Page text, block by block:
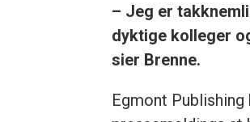
– Jeg er
dyktige kolleger
sier Brenne.
Egmont